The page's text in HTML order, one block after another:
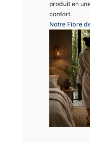
produit en
confort.
Notre Fibre